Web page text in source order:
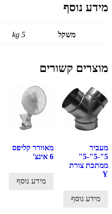
מידע נוסף
משקל 5 kg
מוצרים קשורים
מעביר
5"-5"-5"
ממתכת צורת
Y
מידע נוסף
מאוורר קליפס
6 אינצ'
מידע נוסף